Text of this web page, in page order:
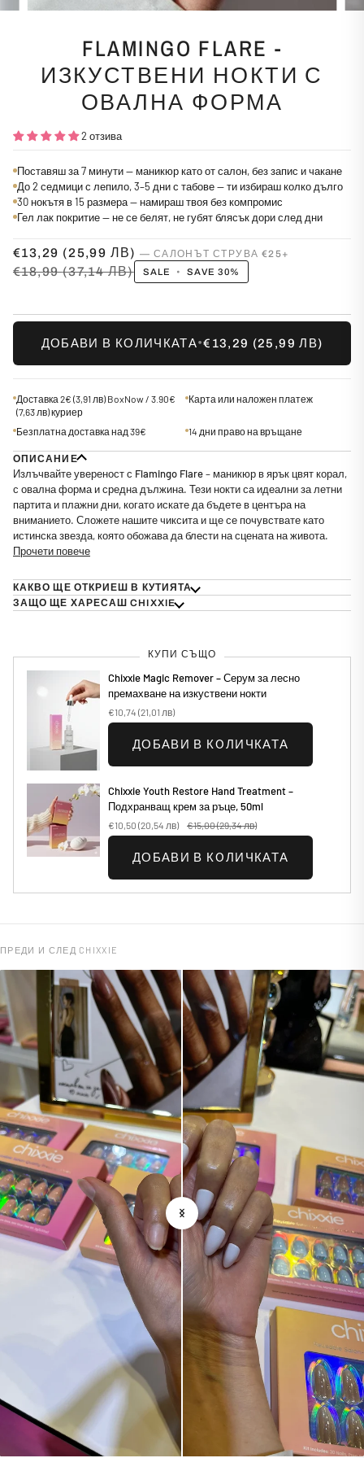
FLAMINGO FLARE -
ИЗКУСТВЕНИ НОКТИ С
ОВАЛНА ФОРМА
2 отзива
Поставяш за 7 минути — маникюр като от салон, без запис и чакане
До 2 седмици с лепило, 3–5 дни с табове — ти избираш колко дълго
30 нокътя в 15 размера — намираш твоя без компромис
Гел лак покритие — не се белят, не губят блясък дори след дни
€13,29 (25,99 ЛВ)
€18,99(37,14 ЛВ) SALE • SAVE 30%
ДОБАВИ В КОЛИЧКАТА•€13,29 (25,99 ЛВ)
Доставка 2€ (3,91 лв)BoxNow / 3.90€
(7,63 лв)куриер
Карта или наложен платеж
Безплатна доставка над 39€ 14 дни право на връщане
ОПИСАНИЕ
Излъчвайте увереност с Flamingo Flare– маникюр в ярък цвят корал,
с овална форма и средна дължина. Тези нокти са идеални за летни
партита и плажни дни, когато искате да бъдете в центъра на
вниманието. Сложете нашите чиксита и ще се почувствате като
истинска звезда, която обожава да блести на сцената на живота.
Прочети повече
КАКВО ЩЕ ОТКРИЕШ В КУТИЯТА
ЗАЩО ЩЕ ХАРЕСАШ CHIXXIE
КУПИ СЪЩО
Chixxie Magic Remover – Серум за лесно
премахване на изкуствени нокти
€10,74 (21,01 лв)
ДОБАВИ В КОЛИЧКАТА
Chixxie Youth Restore Hand Treatment –
Подхранващ крем за ръце, 50ml
€10,50 (20,54 лв) €15,00(29,34 лв)
ДОБАВИ В КОЛИЧКАТА
ПРЕДИ И СЛЕД CHIXXIE